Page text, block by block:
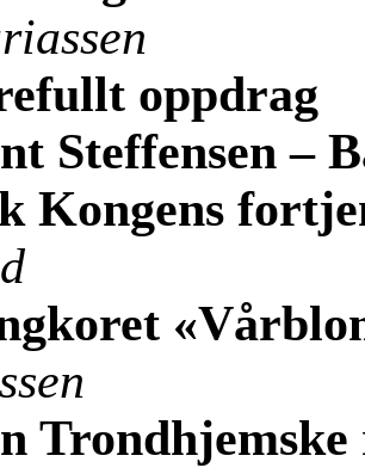
oppdrag
Steffensen –
Kongens